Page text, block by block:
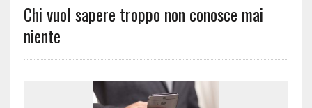
Chi vuol sapere troppo non conosce mai
niente